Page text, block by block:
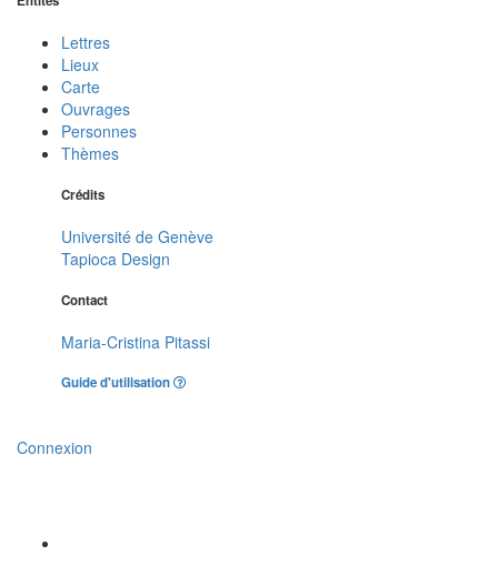
Lettres
Lieux
Carte
Ouvrages
Personnes
Thèmes
Crédits
Université de Genève
Tapioca Design
Contact
Maria-Cristina Pitassi
Guide d'utilisation
Connexion